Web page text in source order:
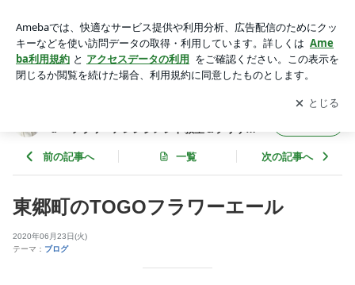
ルク-hanamaruku-～フラワーアレンジメント教室＆プリザー
ブドフラワーレッスン～
アプリをダウンロードして ブログの更新通知
を受け取りまし
ょう。
開く
u-～フラワーアレンジメント教室＆プリザー
前の記事へ 一覧 次の記事へ
東郷町のTOGOフラワーエール
2020年06月23日(火)
テーマ： ブログ